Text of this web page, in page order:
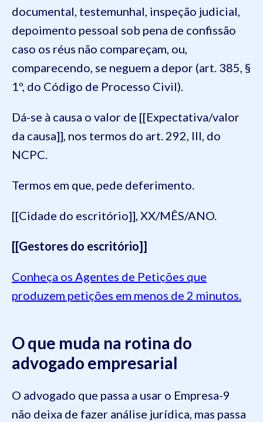
documental, testemunhal, inspeção judicial,
depoimento pessoal sob pena de confissão
caso os réus não compareçam, ou,
comparecendo, se neguem a depor (art. 385, §
1º, do Código de Processo Civil).
Dá-se à causa o valor de [[Expectativa/valor
da causa]], nos termos do art. 292, III, do
NCPC.
Termos em que, pede deferimento.
[[Cidade do escritório]], XX/MÊS/ANO.
[[Gestores do escritório]]
Conheça os Agentes de Petições que
produzem petições em menos de 2 minutos.
O que muda na rotina do
advogado empresarial
O advogado que passa a usar o Empresa-9
não deixa de fazer análise jurídica, mas passa